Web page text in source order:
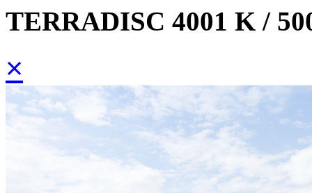
TERRADISC 4001 K /
×